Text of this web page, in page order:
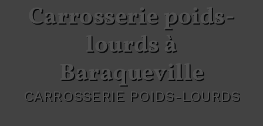
Carrosserie poids-
lourds à
Baraqueville
CARROSSERIE POIDS-LOURDS